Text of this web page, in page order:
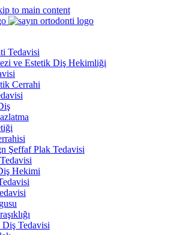
to main content
Tedavisi
ve Estetik Diş Hekimliği
Cerrahi
Şeffaf Plak Tedavisi
Hekimi
Tedavisi